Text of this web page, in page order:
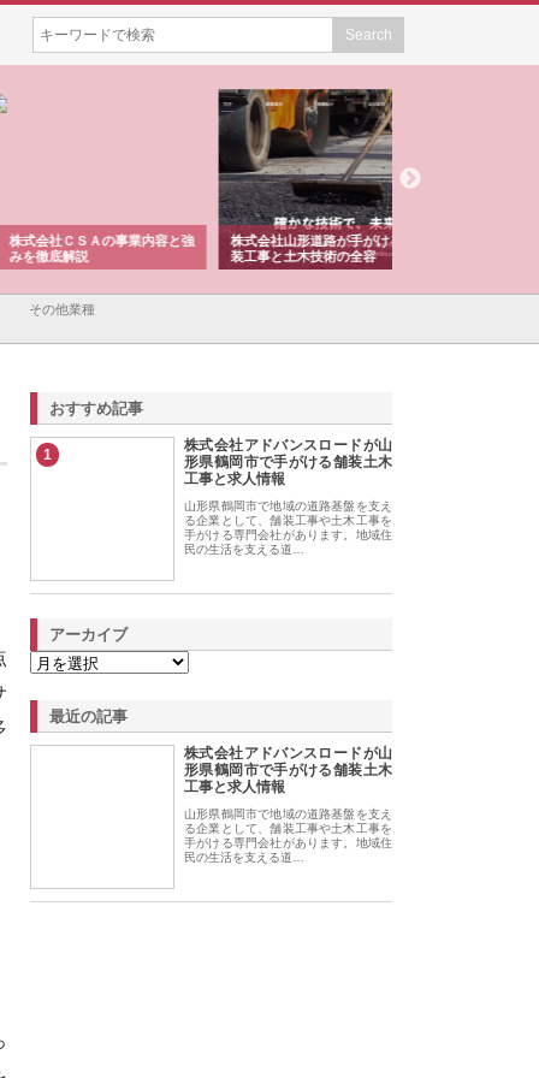
社ＣＳＡの事業内容と強
底解説
株式会社山形道路が手がける舗
装工事と土木技術の全容
その他業種
おすすめ記事
1
株式会社アドバンスロードが山
形県鶴岡市で手がける舗装土木
工事と求人情報
山形県鶴岡市で地域の道路基盤を支え
る企業として、舗装工事や土木工事を
手がける専門会社があります。地域住
民の生活を支える道…
アーカイブ
最近の記事
株式会社アドバンスロードが山
形県鶴岡市で手がける舗装土木
工事と求人情報
山形県鶴岡市で地域の道路基盤を支え
る企業として、舗装工事や土木工事を
手がける専門会社があります。地域住
民の生活を支える道…